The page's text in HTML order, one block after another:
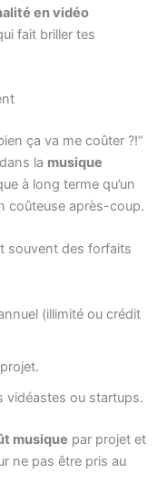
en vidéo
fait briller tes
ça va me coûter ?!”
dans la musique
à long terme qu’un
coûteuse après-coup.
souvent des forfaits
(illimité ou crédit
vidéastes ou startups.
musique par projet et
ne pas être pris au